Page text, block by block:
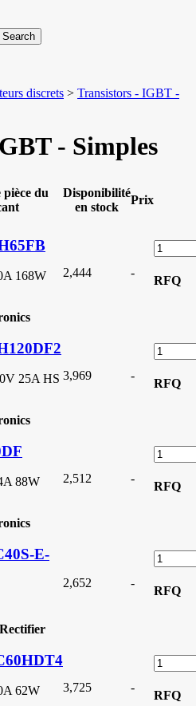
Search
discrets > Transistors - IGBT -
- Simples
du
Disponibilité
en stock
Prix
168W
2,444 -
RFQ
25A HS 3,969 -
RFQ
88W
2,512 -
RFQ
E-
2,652 -
RFQ
62W
3,725 -
RFQ